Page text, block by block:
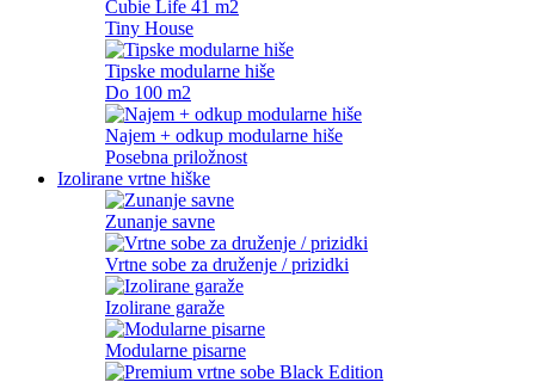
Cubie Life 41 m2
Tiny House
Tipske modularne hiše
Do 100 m2
Najem + odkup modularne hiše
Posebna priložnost
Izolirane vrtne hiške
Zunanje savne
Vrtne sobe za druženje / prizidki
Izolirane garaže
Modularne pisarne